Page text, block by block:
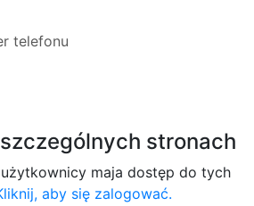
telefonu
stronach
maja dostęp do tych
aby się zalogować.